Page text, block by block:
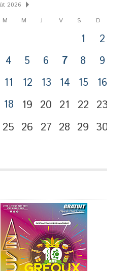
2026
M M J V S D
1
2
4 5 6 7 8
9
11 12 13 14 15
16
18 19 20 21 22 23
25 26 27 28 29 30